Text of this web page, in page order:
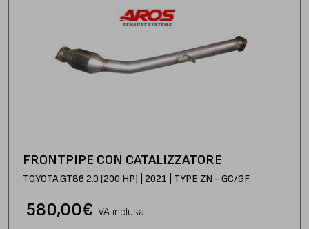
FRONTPIPE CON CATALIZZATORE
TOYOTA GT86 2.0 (200 HP) | 2021 | TYPE ZN - GC/GF
€
580,00 IVA inclusa